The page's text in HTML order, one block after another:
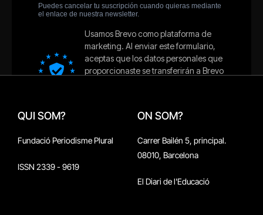
QUI SOM?
Fundació Periodisme Plural
ISSN 2339 - 9619
ON SOM?
Carrer Bailén 5, principal.
08010, Barcelona
El Diari de l'Educació